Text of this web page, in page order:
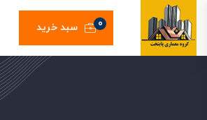
سبد خرید 0